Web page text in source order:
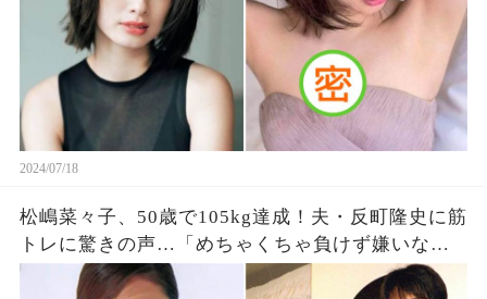
2024/07/18
松嶋菜々子、50歳で105kg達成！夫・反町隆史に筋
トレに驚きの声…「めちゃくちゃ負けず嫌いなん
です！」